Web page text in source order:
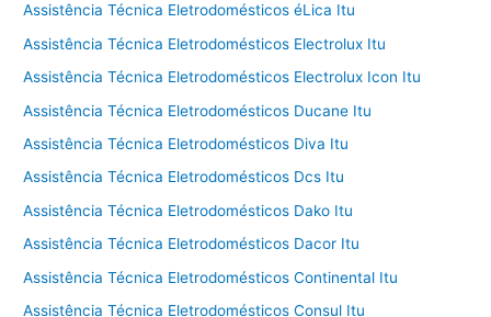
Assistência Técnica Eletrodomésticos éLica Itu
Assistência Técnica Eletrodomésticos Electrolux Itu
Assistência Técnica Eletrodomésticos Electrolux Icon Itu
Assistência Técnica Eletrodomésticos Ducane Itu
Assistência Técnica Eletrodomésticos Diva Itu
Assistência Técnica Eletrodomésticos Dcs Itu
Assistência Técnica Eletrodomésticos Dako Itu
Assistência Técnica Eletrodomésticos Dacor Itu
Assistência Técnica Eletrodomésticos Continental Itu
Assistência Técnica Eletrodomésticos Consul Itu